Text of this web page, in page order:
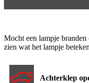
Mocht een lampje
zien wat het lampje
Achterklep